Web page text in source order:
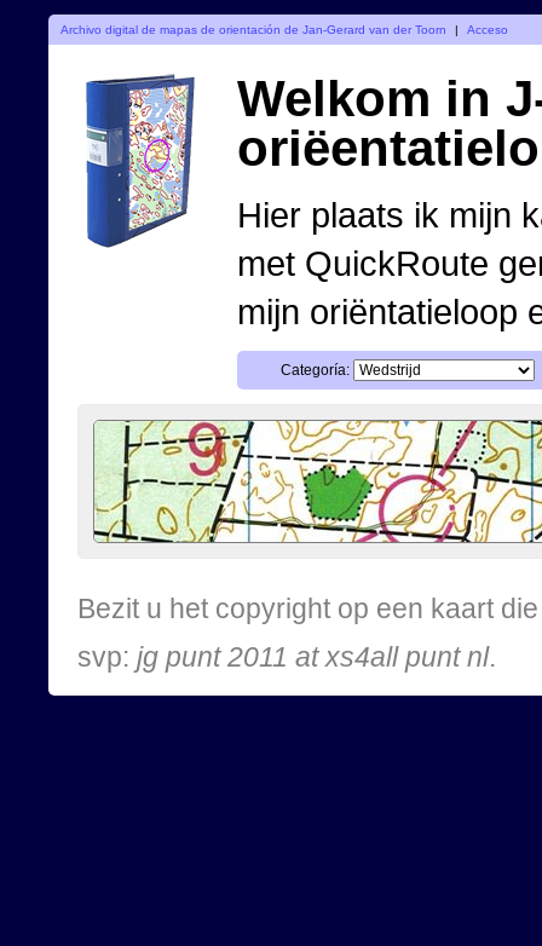
Archivo digital de mapas de orientación de Jan-Gerard van der Toorn | Acceso
Welkom in
Hier plaats ik mijn
met QuickRoute
mijn oriëntatieloop
Categoría:
Bezit u het copyright op een kaart
svp: jg punt 2011 at xs4all punt nl.